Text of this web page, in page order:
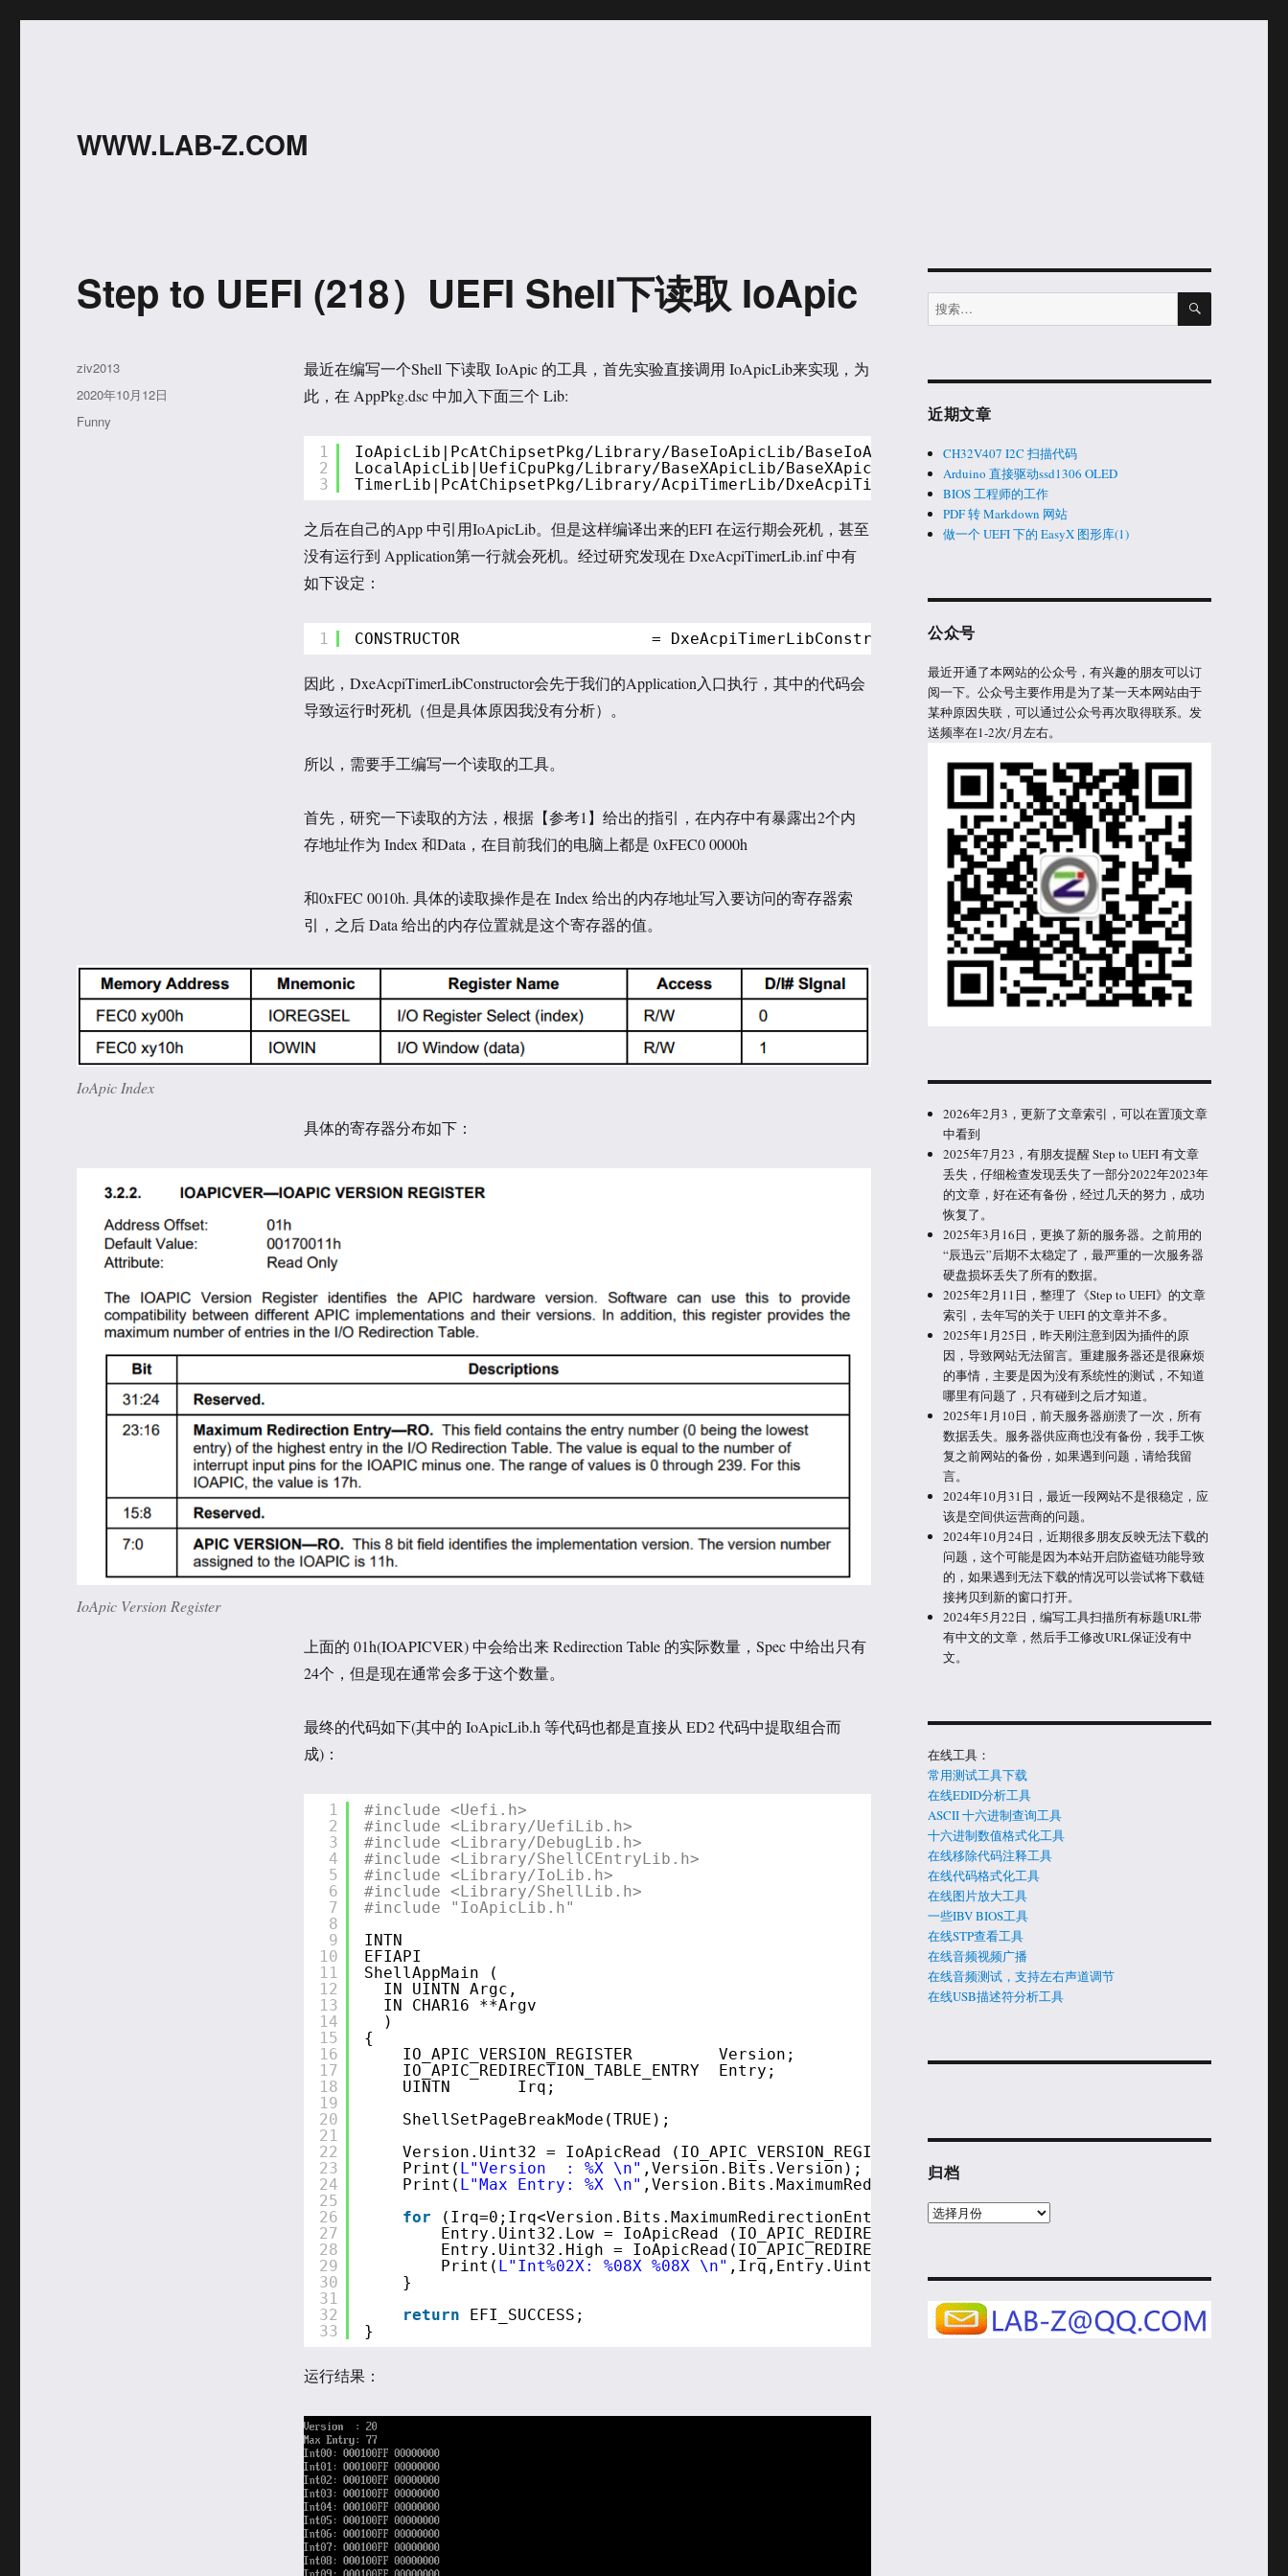
WWW.LAB-Z.COM
Step to UEFI (218）UEFI Shell下读取 IoApic
最近在编写一个Shell 下读取 IoApic 的工具，首先实验直接调用 IoApicLib来实现，为
此，在 AppPkg.dsc 中加入下面三个 Lib:
1
2
3
IoApicLib|PcAtChipsetPkg/Library/BaseIoApicLib/BaseIoApicLib.inf
LocalApicLib|UefiCpuPkg/Library/BaseXApicLib/BaseXApicLib.inf
TimerLib|PcAtChipsetPkg/Library/AcpiTimerLib/DxeAcpiTimerLib.inf
之后在自己的App 中引用IoApicLib。但是这样编译出来的EFI 在运行期会死机，甚至
没有运行到 Application第一行就会死机。经过研究发现在 DxeAcpiTimerLib.inf 中有
如下设定：
1 CONSTRUCTOR                    = DxeAcpiTimerLibConstructor
因此，DxeAcpiTimerLibConstructor会先于我们的Application入口执行，其中的代码会
导致运行时死机（但是具体原因我没有分析）。
所以，需要手工编写一个读取的工具。
首先，研究一下读取的方法，根据【参考1】给出的指引，在内存中有暴露出2个内
存地址作为 Index 和Data，在目前我们的电脑上都是 0xFEC0 0000h
和0xFEC 0010h. 具体的读取操作是在 Index 给出的内存地址写入要访问的寄存器索
引，之后 Data 给出的内存位置就是这个寄存器的值。
IoApic Index
具体的寄存器分布如下：
IoApic Version Register
上面的 01h(IOAPICVER) 中会给出来 Redirection Table 的实际数量，Spec 中给出只有
24个，但是现在通常会多于这个数量。
最终的代码如下(其中的 IoApicLib.h 等代码也都是直接从 ED2 代码中提取组合而
成)：
1
2
3
4
5
6
7
8
9
10
11
12
13
14
15
16
17
18
19
20
21
22
23
24
25
26
27
28
29
30
31
32
33
#include <Uefi.h>
#include <Library/UefiLib.h>
#include <Library/DebugLib.h>
#include <Library/ShellCEntryLib.h>
#include <Library/IoLib.h>
#include <Library/ShellLib.h>
#include "IoApicLib.h"
INTN
EFIAPI
ShellAppMain (
IN UINTN Argc,
IN CHAR16 **Argv
)
{
IO_APIC_VERSION_REGISTER         Version;
IO_APIC_REDIRECTION_TABLE_ENTRY  Entry;
UINTN       Irq;
ShellSetPageBreakMode(TRUE);
Version.Uint32 = IoApicRead (IO_APIC_VERSION_REGISTER_INDEX);
Print( L"Version  : %X \n" ,Version.Bits.Version);
Print( L"Max Entry: %X \n" ,Version.Bits.MaximumRedirectionEntry);
for
(Irq=0;Irq<Version.Bits.MaximumRedirectionEntry; Irq++) {
Entry.Uint32.Low = IoApicRead (IO_APIC_REDIRECTION_TABLE_ENTRY_INDEX + Irq * 2);
Entry.Uint32.High = IoApicRead(IO_APIC_REDIRECTION_TABLE_ENTRY_INDEX + Irq * 2+1);
Print( L"Int%02X: %08X %08X \n" ,Irq,Entry.Uint32.Low,Entry.Uint32.High);
}
return
EFI_SUCCESS;
}
运行结果：
作
者
ziv2013
发
布
2020年10月12日
分
Funny
搜
索：
搜
近期文章
CH32V407 I2C 扫描代码
Arduino 直接驱动ssd1306 OLED
BIOS 工程师的工作
PDF 转 Markdown 网站
做一个 UEFI 下的 EasyX 图形库(1)
公众号
最近开通了本网站的公众号，有兴趣的朋友可以订
阅一下。公众号主要作用是为了某一天本网站由于
某种原因失联，可以通过公众号再次取得联系。发
送频率在1-2次/月左右。
2026年2月3，更新了文章索引，可以在置顶文章
中看到
2025年7月23，有朋友提醒 Step to UEFI 有文章
丢失，仔细检查发现丢失了一部分2022年2023年
的文章，好在还有备份，经过几天的努力，成功
恢复了。
2025年3月16日，更换了新的服务器。之前用的
“辰迅云”后期不太稳定了，最严重的一次服务器
硬盘损坏丢失了所有的数据。
2025年2月11日，整理了《Step to UEFI》的文章
索引，去年写的关于 UEFI 的文章并不多。
2025年1月25日，昨天刚注意到因为插件的原
因，导致网站无法留言。重建服务器还是很麻烦
的事情，主要是因为没有系统性的测试，不知道
哪里有问题了，只有碰到之后才知道。
2025年1月10日，前天服务器崩溃了一次，所有
数据丢失。服务器供应商也没有备份，我手工恢
复之前网站的备份，如果遇到问题，请给我留
言。
2024年10月31日，最近一段网站不是很稳定，应
该是空间供运营商的问题。
2024年10月24日，近期很多朋友反映无法下载的
问题，这个可能是因为本站开启防盗链功能导致
的，如果遇到无法下载的情况可以尝试将下载链
接拷贝到新的窗口打开。
2024年5月22日，编写工具扫描所有标题URL带
有中文的文章，然后手工修改URL保证没有中
文。
在线工具：
常用测试工具下载
在线EDID分析工具
ASCII 十六进制查询工具
十六进制数值格式化工具
在线移除代码注释工具
在线代码格式化工具
在线图片放大工具
一些IBV BIOS工具
在线STP查看工具
在线音频视频广播
在线音频测试，支持左右声道调节
在线USB描述符分析工具
归档
归